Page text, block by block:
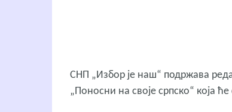
СНП „Избор је наш“ подржава
„Поносни на своје српско“ која